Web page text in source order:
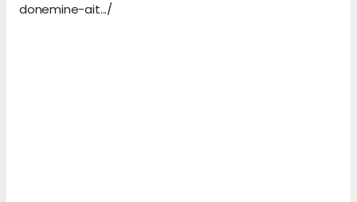
donemine-ait.../